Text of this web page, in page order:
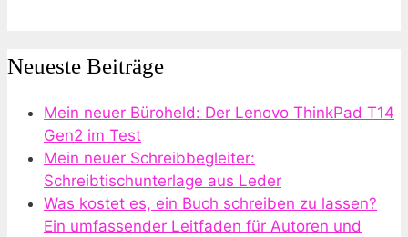
Neueste Beiträge
Mein neuer Büroheld: Der Lenovo ThinkPad T14
Gen2 im Test
Mein neuer Schreibbegleiter:
Schreibtischunterlage aus Leder
Was kostet es, ein Buch schreiben zu lassen?
Ein umfassender Leitfaden für Autoren und